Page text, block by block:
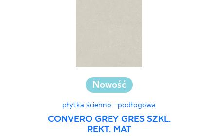
Nowość
płytka ścienno - podłogowa
CONVERO GREY GRES SZKL.
REKT. MAT